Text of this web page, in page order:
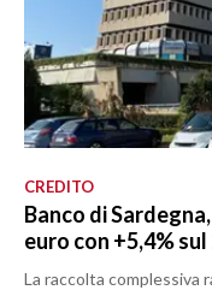
CREDITO
Banco di
euro con +5,4% sul
La raccolta complessiva